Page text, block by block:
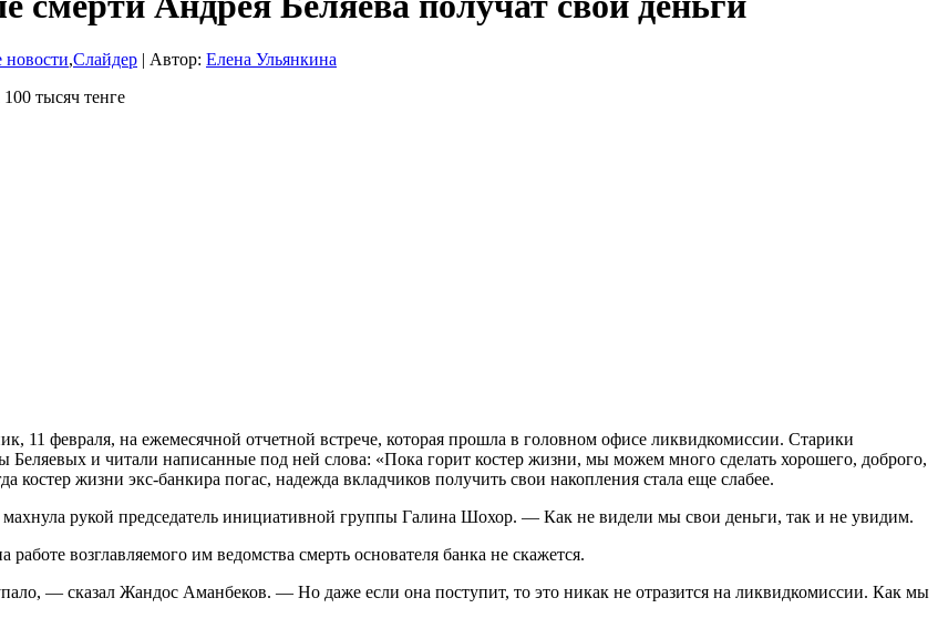
,Слайдер Автор: Елена Ульянкина
тысяч тенге
11 февраля, на ежемесячной отчетной встрече, которая прошла в головном офисе ликвидкомиссии. Старики
и читали написанные под ней слова: «Пока горит костер жизни, мы можем много сделать хорошего, доброго,
жизни экс-банкира погас, надежда вкладчиков получить свои накопления стала еще слабее.
рукой председатель инициативной группы Галина Шохор. — Как не видели мы свои деньги, так и не увидим.
возглавляемого им ведомства смерть основателя банка не скажется.
— сказал Жандос Аманбеков. — Но даже если она поступит, то это никак не отразится на ликвидкомиссии. Как мы